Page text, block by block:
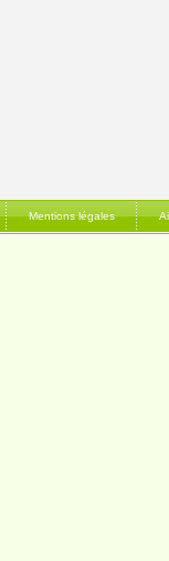
Mentions légales